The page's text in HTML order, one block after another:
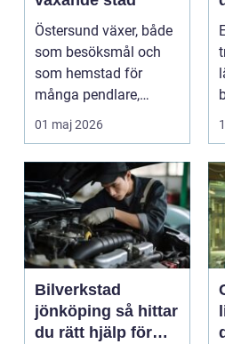
Östersund växer, både
som besöksmål och
som hemstad för
många pendlare,
studenter och
företagare. En...
01 maj 2026
Bilverkstad
jönköping så hittar
du rätt hjälp för